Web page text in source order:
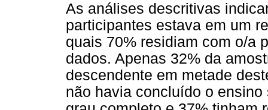
As análises descritivas
participantes estava em um
quais 70% residiam com o/a
dados. Apenas 32% da
descendente em metade
não havia concluído o